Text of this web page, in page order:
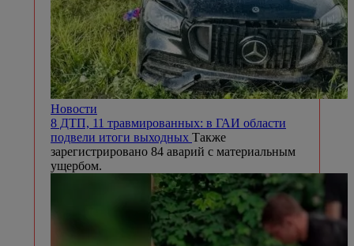
Новости
8 ДТП, 11 травмированных: в ГАИ области
подвели итоги выходных Также
зарегистрировано 84 аварий с материальным
ущербом.